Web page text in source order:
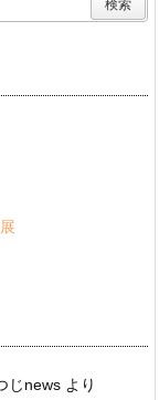
じnews より